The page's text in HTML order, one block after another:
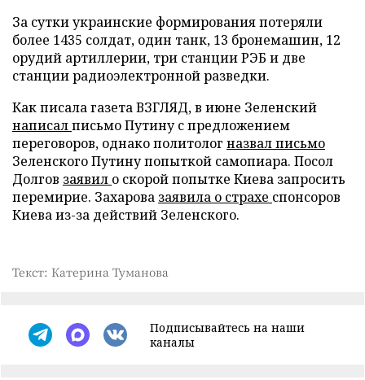
За сутки украинские формирования потеряли
более 1435 солдат, один танк, 13 бронемашин, 12
орудий артиллерии, три станции РЭБ и две
станции радиоэлектронной разведки.
Как писала газета ВЗГЛЯД, в июне Зеленский
написалписьмо Путину с предложением
переговоров, однако политолог назвал письмо
Зеленского Путину попыткой самопиара. Посол
Долгов заявил о скорой попытке Киева запросить
перемирие. Захарова заявила о страхе спонсоров
Киева из-за действий Зеленского.
Текст: Катерина Туманова
Подписывайтесь на наши
каналы